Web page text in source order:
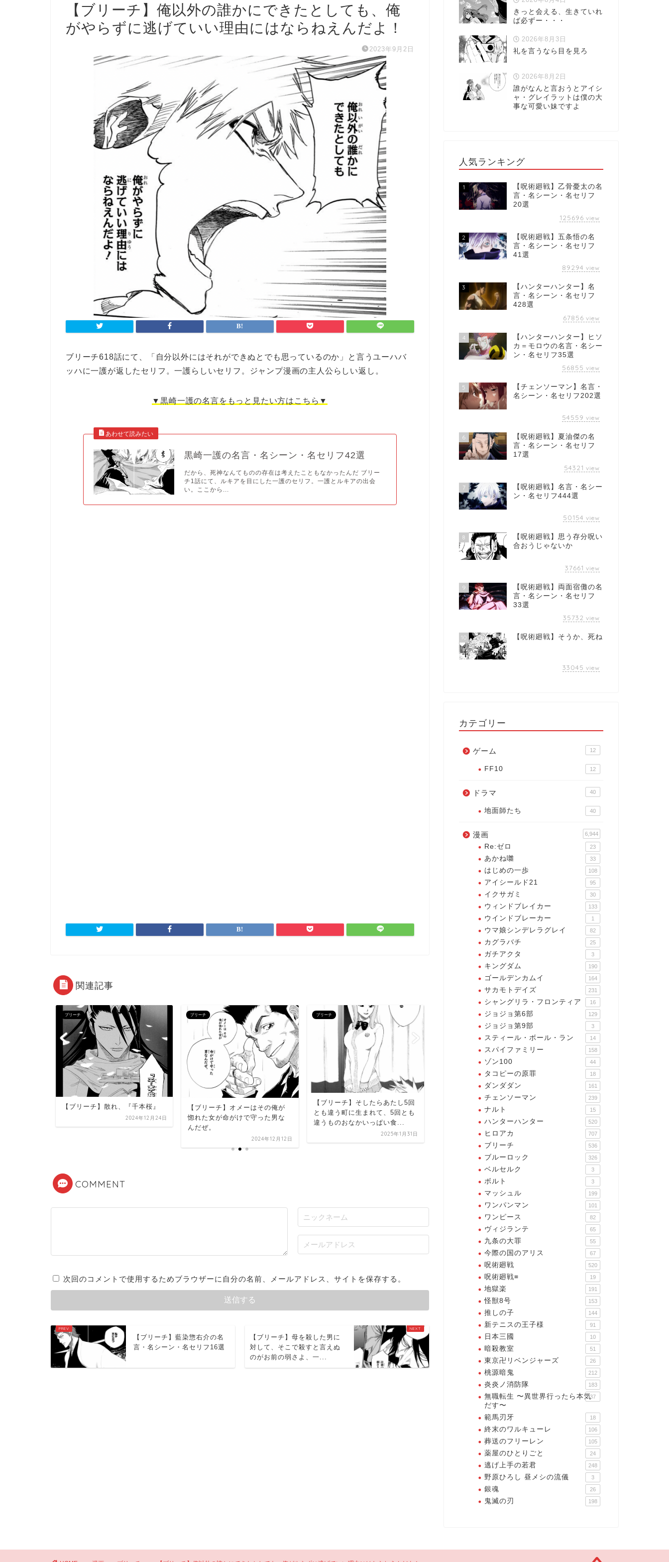
【ブリーチ】俺以外の誰かにできたとしても、俺
がやらずに逃げていい理由にはならねえんだよ！
2023年9月2日
ブリーチ618話にて、「自分以外にはそれができぬとでも思っているのか」と言うユーハバ
ッハに一護が返したセリフ。一護らしいセリフ。ジャンプ漫画の主人公らしい返し。
▼黒崎一護の名言をもっと見たい方はこちら▼
黒崎一護の名言・名シーン・名セリフ42選
だから、死神なんてものの存在は考えたこともなかったんだ ブリー
チ1話にて、ルキアを目にした一護のセリフ。一護とルキアの出会
い。ここから...
関連記事
ブリーチ
【ブリーチ】散れ、『千本桜』
2024年12月24日
ブリーチ
【ブリーチ】オメーはその俺が
惚れた女が命がけで守った男な
んだぜ。
2024年12月12日
ブリーチ
【ブリーチ】そしたらあたし5回
とも違う町に生まれて、5回とも
違うものおなかいっぱい食...
2025年1月31日
【ブリーチ】散れ、『千本桜』
2024年12月24日
【ブリーチ】オメーはその俺が
惚れた女が命がけで守った男な
んだぜ。
COMMENT
次回のコメントで使用するためブラウザーに自分の名前、メールアドレス、サイトを保存する。
【ブリーチ】藍染惣右介の名
言・名シーン・名セリフ16選
【ブリーチ】母を殺した男に
対して、そこで殺すと言えぬ
のがお前の弱さよ、一...
きっと会える、生きていれ
ば必ずー・・・
2026年8月3日
礼を言うなら目を見ろ
2026年8月2日
誰がなんと言おうとアイシ
ャ・グレイラットは僕の大
事な可愛い妹ですよ
人気ランキング
1
【呪術廻戦】乙骨憂太の名
言・名シーン・名セリフ
20選
125696 view
2
【呪術廻戦】五条悟の名
言・名シーン・名セリフ
41選
89294 view
3
【ハンターハンター】名
言・名シーン・名セリフ
428選
67856 view
4
【ハンターハンター】ヒソ
カ＝モロウの名言・名シー
ン・名セリフ35選
56855 view
5
【チェンソーマン】名言・
名シーン・名セリフ202選
54559 view
6
【呪術廻戦】夏油傑の名
言・名シーン・名セリフ
17選
54321 view
7
【呪術廻戦】名言・名シー
ン・名セリフ444選
50154 view
8
【呪術廻戦】思う存分呪い
合おうじゃないか
37661 view
9
【呪術廻戦】両面宿儺の名
言・名シーン・名セリフ
33選
35732 view
10 【呪術廻戦】そうか、死ね
33045 view
カテゴリー
ゲーム 12
FF10 12
ドラマ 40
地面師たち 40
漫画 6,944
Re:ゼロ 23
あかね囃 33
はじめの一歩 108
アイシールド21 95
イクサガミ 30
ウィンドブレイカー 133
ウインドブレーカー 1
ウマ娘シンデレラグレイ 82
カグラバチ 25
ガチアクタ 3
キングダム 190
ゴールデンカムイ 164
サカモトデイズ 231
シャングリラ・フロンティア 16
ジョジョ第6部 129
ジョジョ第9部 3
スティール・ボール・ラン 14
スパイファミリー 158
ゾン100 44
タコピーの原罪 18
ダンダダン 161
チェンソーマン 239
ナルト 15
ハンターハンター 520
ヒロアカ 707
ブリーチ 536
ブルーロック 326
ベルセルク 3
ボルト 3
マッシュル 199
ワンパンマン 101
ワンピース 82
ヴィジランテ 65
九条の大罪 55
今際の国のアリス 67
呪術廻戦 520
呪術廻戦≡ 19
地獄楽 191
怪獣8号 153
推しの子 144
新テニスの王子様 91
日本三國 10
暗殺教室 51
東京卍リベンジャーズ 26
桃源暗鬼 212
炎炎ノ消防隊 183
無職転生 〜異世界行ったら本気
だす〜
37
範馬刃牙 18
終末のワルキューレ 106
葬送のフリーレン 105
薬屋のひとりごと 24
逃げ上手の若君 248
野原ひろし 昼メシの流儀 3
銀魂 26
鬼滅の刃 198